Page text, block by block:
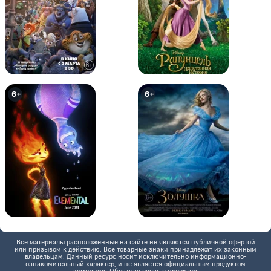
Том и Джерри: Маленькие
помощники Санты
Том и Джерри: Потерянный
дракон
6+
Шоу Тома и Джерри Том и Джерри: Шпион Квест
6+ 6+
Все материалы расположенные на сайте не являются публичной офертой
или призывом к действию. Все товарные знаки принадлежат их законным
владельцам. Данный ресурс носит исключительно информационно-
ознакомительный характер, и не является официальным продуктом